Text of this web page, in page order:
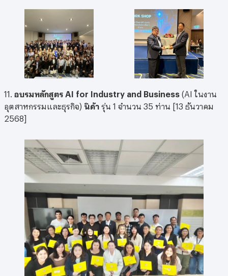
11. อบรมหลักสูตร AI for Industry and Business (AI ในงาน
อุตสาหกรรมและธุรกิจ) นิด้า รุ่น 1 จำนวน 35 ท่าน [13 ธันวาคม
2568]